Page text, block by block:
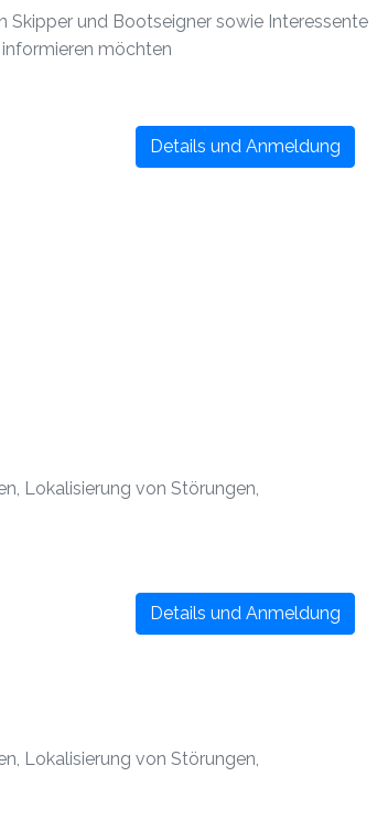
Skipper und Bootseigner sowie Interessente
möchten
Details und Anmeldung
Lokalisierung von Störungen,
Details und Anmeldung
Lokalisierung von Störungen,